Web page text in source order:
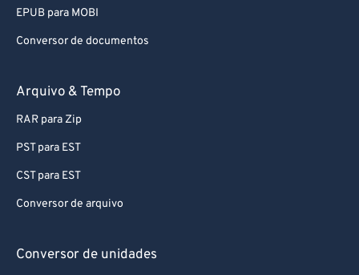
EPUB para MOBI
Conversor de documentos
Arquivo & Tempo
RAR para Zip
PST para EST
CST para EST
Conversor de arquivo
Conversor de unidades